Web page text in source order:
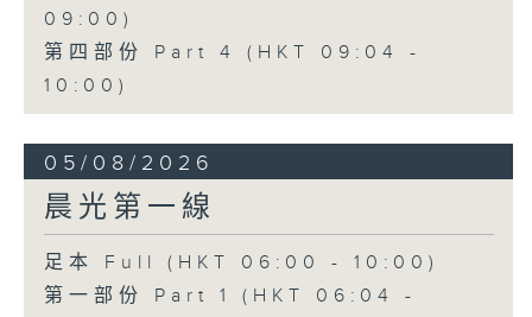
09:00)
第四部份 Part 4 (HKT 09:04 -
10:00)
05/08/2026
晨光第一線
足本 Full (HKT 06:00 - 10:00)
第一部份 Part 1 (HKT 06:04 -